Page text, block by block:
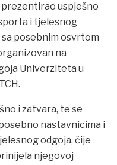
uspješno
i tjelesnog
posebnim osvrtom
na
Univerziteta u
i zatvara, te se
nastavnicima i
odgoja, čije
njegovoj